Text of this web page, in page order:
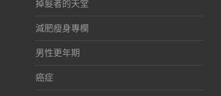
掉髮者的天堂
減肥瘦身專欄
男性更年期
癌症